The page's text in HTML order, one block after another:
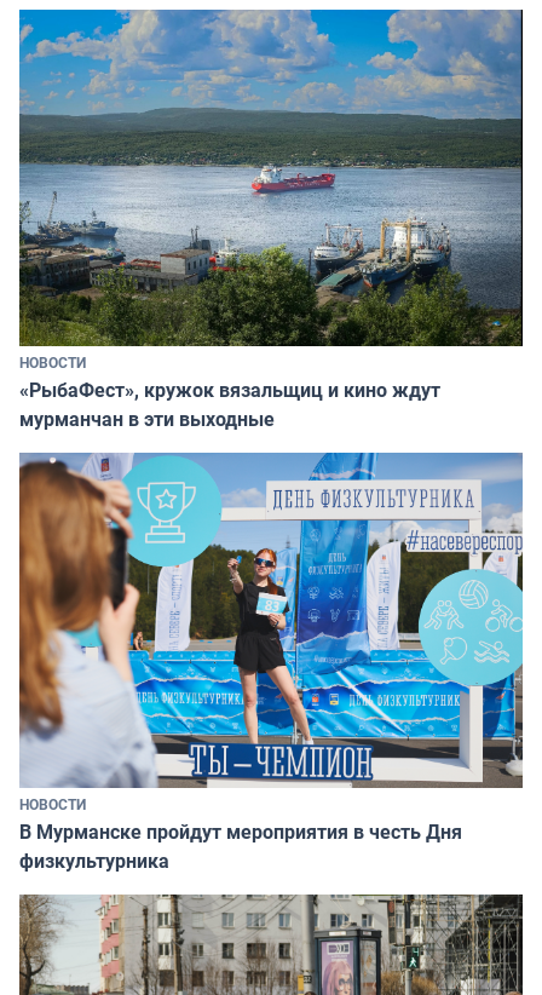
НОВОСТИ
«РыбаФест», кружок вязальщиц и кино ждут
мурманчан в эти выходные
НОВОСТИ
В Мурманске пройдут мероприятия в честь Дня
физкультурника